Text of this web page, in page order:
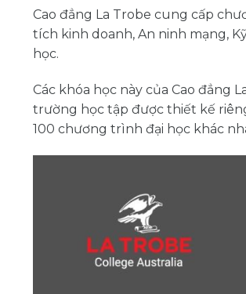
Cao đẳng La Trobe cung cấp
tích kinh doanh, An ninh mạng,
học.
Các khóa học này của Cao
trường học tập được thiết kế
100 chương trình đại học khác